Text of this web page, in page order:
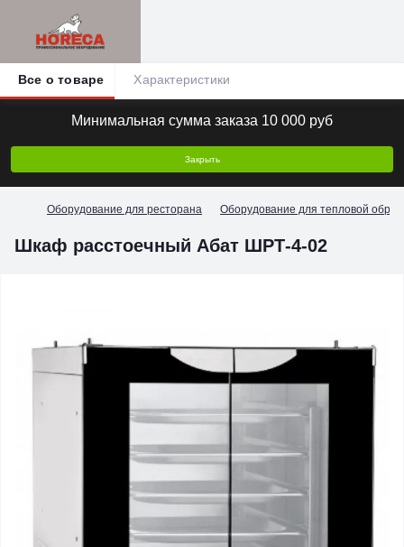
Минимальная сумма заказа 10 000 руб
Закрыть
Оборудование для ресторана Оборудование для тепловой
Шкаф расстоечный Абат ШРТ-4-02
Все о товаре Характеристики